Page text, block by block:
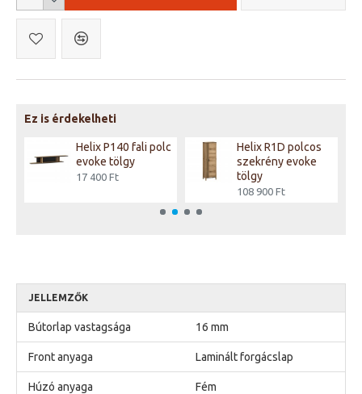
Ez is érdekelheti
Helix P140 fali polc
evoke tölgy
17 400 Ft
Helix R1D polcos
szekrény evoke
tölgy
108 900 Ft
JELLEMZŐK
Bútorlap vastagsága 16 mm
Front anyaga Laminált forgácslap
Húzó anyaga Fém